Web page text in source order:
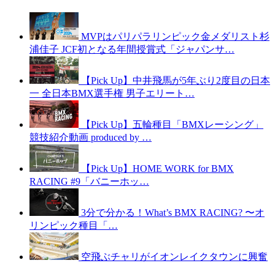
MVPはパリパラリンピック金メダリスト杉
浦佳子 JCF初となる年間授賞式「ジャパンサ…
【Pick Up】中井飛馬が5年ぶり2度目の日本
一 全日本BMX選手権 男子エリート…
【Pick Up】五輪種目「BMXレーシング」
競技紹介動画 produced by …
【Pick Up】HOME WORK for BMX
RACING #9「バニーホッ…
3分で分かる！What’s BMX RACING? 〜オ
リンピック種目「…
空飛ぶチャリがイオンレイクタウンに興奮